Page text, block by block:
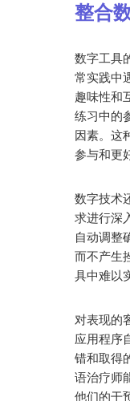
整合
数字工具
常实践中
趣味性和
练习中的
因素。这
参与和更
数字技术
求进行深
自动调整
而不产生
具中难以
对表现的
应用程序
错和取得
语治疗师
他们的干